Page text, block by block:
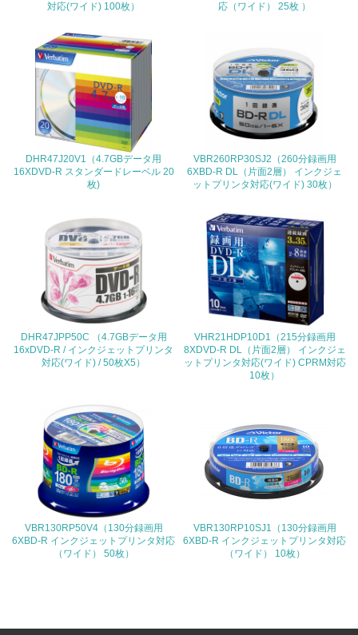
<L1> グリーン購入の取り組み方針を有し、グリーン購入
を行っている
<L2> 購入している製品・サービスの量と種類を把握し、
具体的な目標や計画を立てている
包装・物流
非該当（包装・物流を必要とする業務を行っていない）
<L1> 環境負荷ができるだけ小さい包装・梱包を行ってい
16.
<L2> 環境負荷ができるだけ小さい物流を行っている
非該当（化学物質を使用していない）
<L1> 化学物質の使用量及び外部（大気・水・土壌）への
排出量削減の取り組みを行っている
体的な削減目標や計画を立てている
対応(ワイド) 100枚）
応（ワイド） 25枚 ）
DHR47J20V1（4.7GBデータ用
16XDVD-R スタンダードレーベル 20
枚)
VBR260RP30SJ2（260分録画用
6XBD-R DL（片面2層） インクジェ
ットプリンタ対応(ワイド) 30枚）
DHR47JPP50C （4.7GBデータ用
16xDVD-R / インクジェットプリンタ
対応(ワイド) / 50枚X5）
VHR21HDP10D1（215分録画用
8XDVD-R DL（片面2層） インクジェ
ットプリンタ対応(ワイド) CPRM対応
10枚）
VBR130RP50V4（130分録画用
6XBD-R インクジェットプリンタ対応
（ワイド） 50枚）
VBR130RP10SJ1（130分録画用
6XBD-R インクジェットプリンタ対応
（ワイド） 10枚）